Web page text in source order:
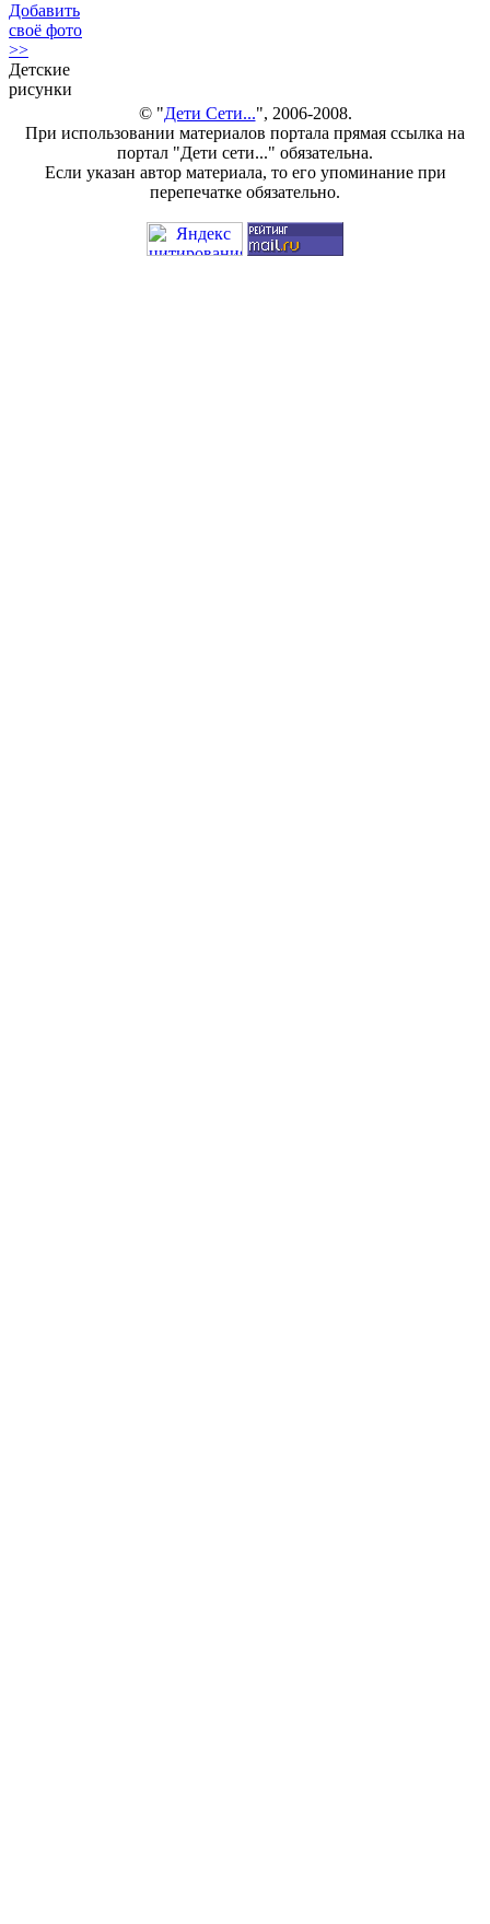
Добавить
своё фото
>>
Детские
рисунки
© "Дети Сети...", 2006-2008.
При использовании материалов портала прямая ссылка на
портал "Дети сети..." обязательна.
Если указан автор материала, то его упоминание при
перепечатке обязательно.